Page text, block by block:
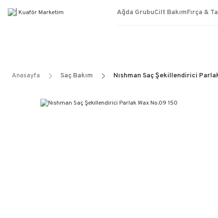
Ağda GrubuCilt BakımFırça &
Anasayfa Saç Bakım Nıshman Saç Şekillendirici